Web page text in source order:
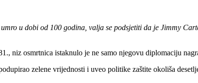
u dobi od 100 godina, valja se podsjetiti da je Jimmy
niz osmrtnica istaknulo je ne samo njegovu diplomaciju
zelene vrijednosti i uveo politike zaštite okoliša